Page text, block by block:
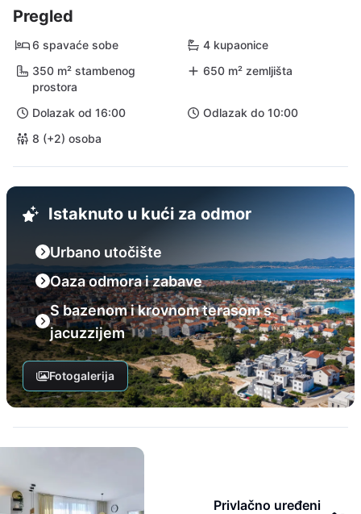
Pregled
6 spavaće sobe
4 kupaonice
350 m² stambenog
prostora
650 m² zemljišta
Dolazak od 16:00
Odlazak do 10:00
8 (+2) osoba
Istaknuto u kući za odmor
Urbano utočište
Oaza odmora i zabave
S bazenom i krovnom terasom s
jacuzzijem
Fotogalerija
Privlačno uređeni